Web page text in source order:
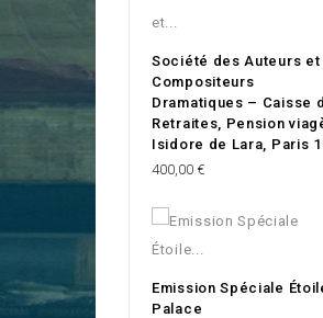
Société des Auteurs et
Compositeurs
Dramatiques – Caisse
Retraites, Pension
Isidore de Lara, Paris
Prix
400,00 €
Emission Spéciale
Palace